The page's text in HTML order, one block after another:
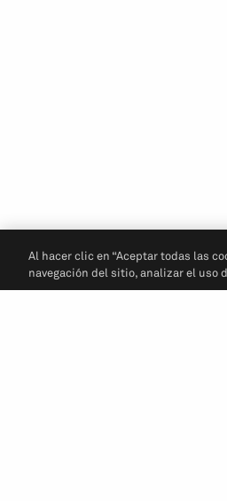
Al hacer clic en “Aceptar todas las
navegación del sitio, analizar el uso